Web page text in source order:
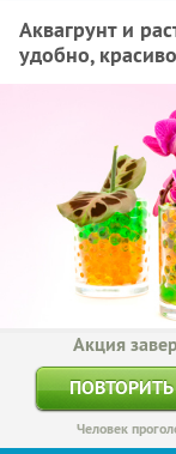
Аквагрунт и
удобно,
Акция
Человек